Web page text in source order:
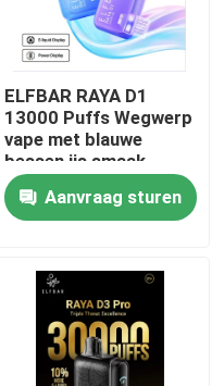
ELFBAR RAYA D1
13000 Puffs Wegwerp
vape met blauwe
bessen ijs smaak
Aanvraag sturen